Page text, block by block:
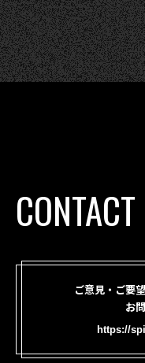
CONTACT
ご意見・ご要
お
https://